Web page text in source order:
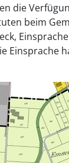
die
beim
Einsprache